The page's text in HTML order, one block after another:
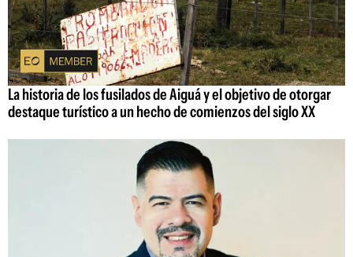
La historia de los fusilados de Aiguá y el objetivo de otorgar
destaque turístico a un hecho de comienzos del siglo XX